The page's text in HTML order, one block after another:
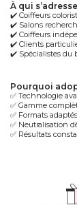
à qui
✔️ Coiffeurs
✔️ Salons
✔️ Coiffeurs
✔️ Clients
✔️ Spécialistes du
pourquoi
✅ Technologie
✅ Gamme
✅ Formats adaptés
✅ Neutralisation
✅ Résultats